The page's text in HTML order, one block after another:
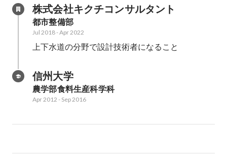
株式会社キクチコンサルタント
都市整備部
Jul 2018-Apr 2022
上下水道の分野で設計技術者になること
信州大学
農学部食料生産科学科
Apr 2012 - Sep 2016